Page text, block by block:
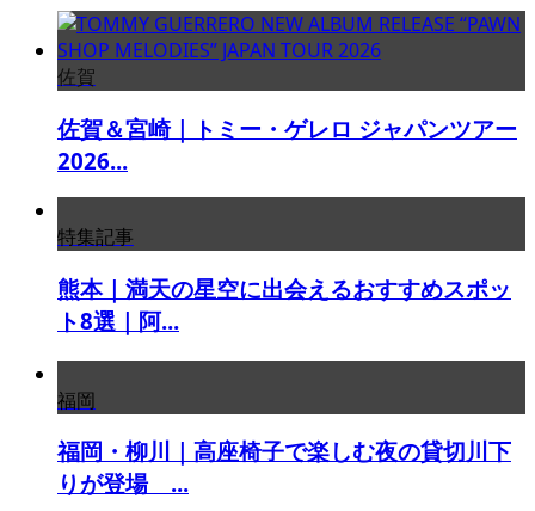
佐賀
佐賀＆宮崎｜トミー・ゲレロ ジャパンツアー
2026...
特集記事
熊本｜満天の星空に出会えるおすすめスポッ
ト8選｜阿...
福岡
福岡・柳川｜高座椅子で楽しむ夜の貸切川下
りが登場 ...